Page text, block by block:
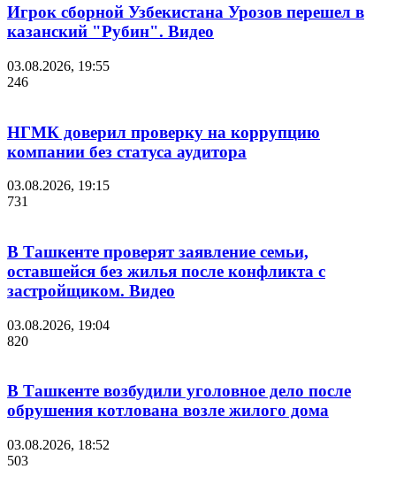
Игрок сборной Узбекистана Урозов перешел в
казанский "Рубин". Видео
03.08.2026, 19:55
246
НГМК доверил проверку на коррупцию
компании без статуса аудитора
03.08.2026, 19:15
731
В Ташкенте проверят заявление семьи,
оставшейся без жилья после конфликта с
застройщиком. Видео
03.08.2026, 19:04
820
В Ташкенте возбудили уголовное дело после
обрушения котлована возле жилого дома
03.08.2026, 18:52
503